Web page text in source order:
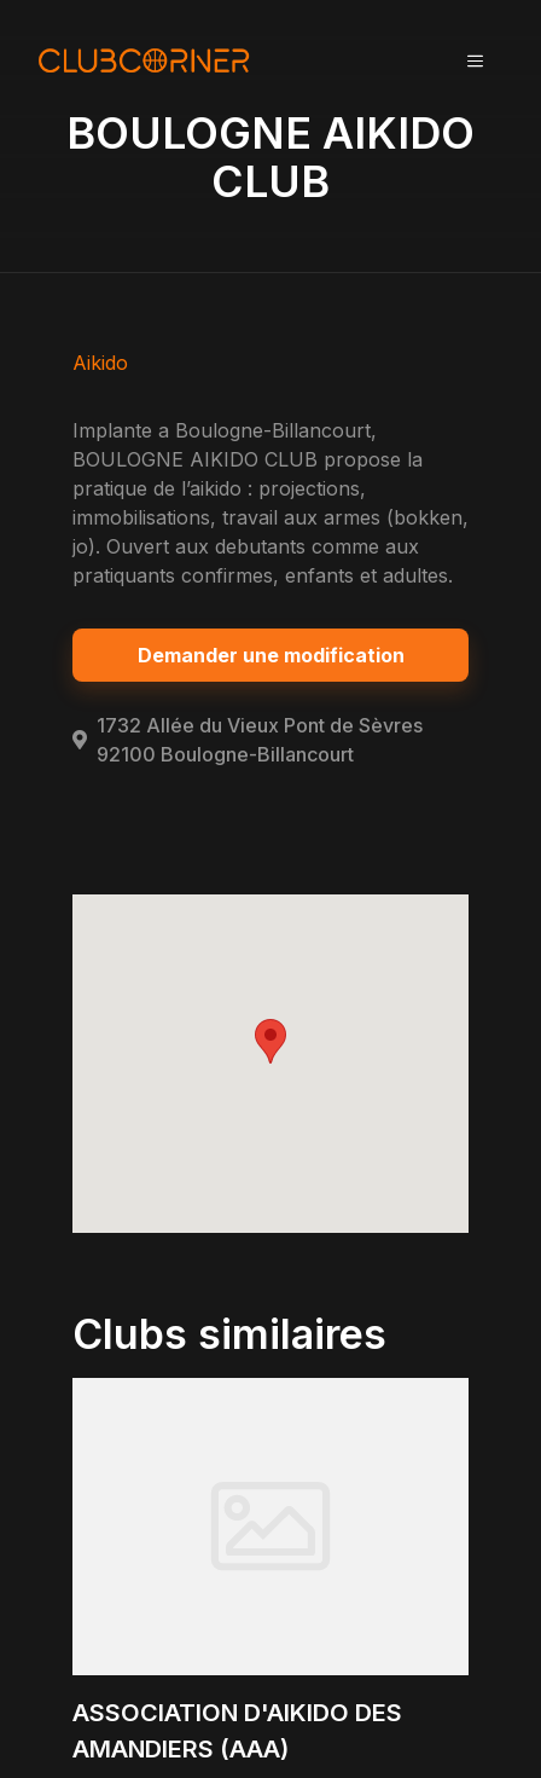
MENU
BOULOGNE AIKIDO
CLUB
Aikido
Implante a Boulogne-Billancourt,
BOULOGNE AIKIDO CLUB propose la
pratique de l’aikido : projections,
immobilisations, travail aux armes (bokken,
jo). Ouvert aux debutants comme aux
pratiquants confirmes, enfants et adultes.
Demander une modification
1732 Allée du Vieux Pont de Sèvres
92100 Boulogne-Billancourt
Clubs similaires
ASSOCIATION D'AIKIDO DES
AMANDIERS (AAA)